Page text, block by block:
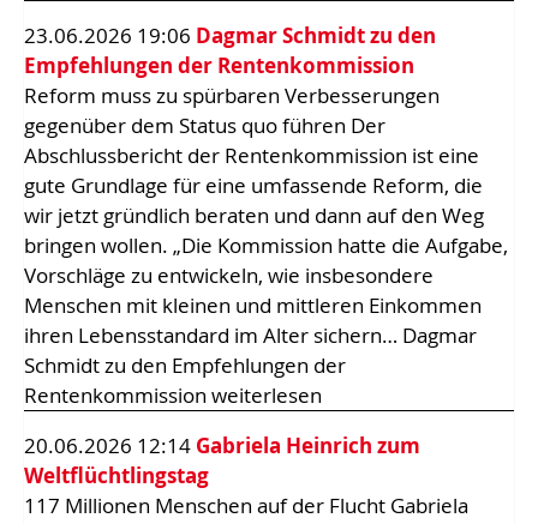
23.06.2026 19:06 Dagmar Schmidt zu den
Empfehlungen der Rentenkommission
Reform muss zu spürbaren Verbesserungen
gegenüber dem Status quo führen Der
Abschlussbericht der Rentenkommission ist eine
gute Grundlage für eine umfassende Reform, die
wir jetzt gründlich beraten und dann auf den Weg
bringen wollen. „Die Kommission hatte die Aufgabe,
Vorschläge zu entwickeln, wie insbesondere
Menschen mit kleinen und mittleren Einkommen
ihren Lebensstandard im Alter sichern… Dagmar
Schmidt zu den Empfehlungen der
Rentenkommission weiterlesen
20.06.2026 12:14 Gabriela Heinrich zum
Weltflüchtlingstag
117 Millionen Menschen auf der Flucht Gabriela